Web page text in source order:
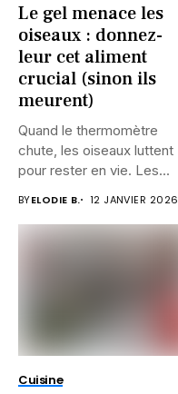
Le gel menace les
oiseaux : donnez-
leur cet aliment
crucial (sinon ils
meurent)
Quand le thermomètre
chute, les oiseaux luttent
pour rester en vie. Les...
BYELODIE B. 12 JANVIER 2026
Cuisine